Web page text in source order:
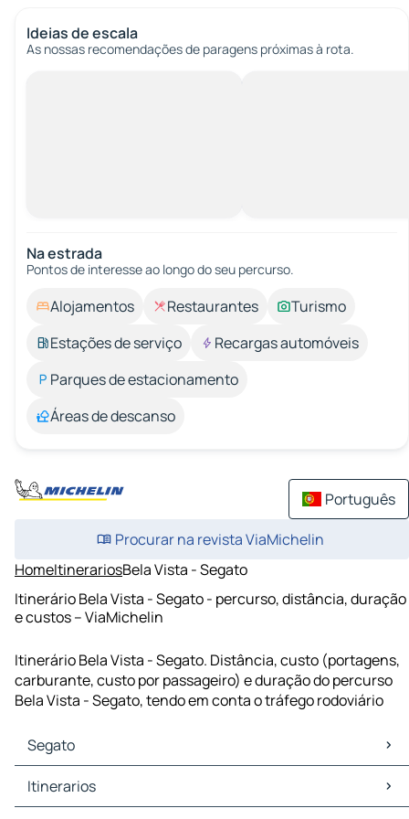
Ideias de escala
As nossas recomendações de paragens próximas à rota.
Na estrada
Pontos de interesse ao longo do seu percurso.
Alojamentos Restaurantes
Turismo
Estações de serviço
Recargas automóveis
Parques de estacionamento
Áreas de descanso
Português
Procurar na revista ViaMichelin
HomeItinerariosBela Vista - Segato
Itinerário Bela Vista - Segato - percurso, distância, duração
e custos – ViaMichelin
Itinerário Bela Vista - Segato. Distância, custo (portagens,
carburante, custo por passageiro) e duração do percurso
Bela Vista - Segato, tendo em conta o tráfego rodoviário
Segato
Segato Mapas Plantas
Segato Trafego
Itinerarios